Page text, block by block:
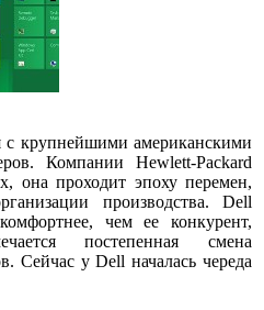
с крупнейшими американскими
Компании Hewlett-Packard
она проходит эпоху перемен,
производства. Dell
чем ее конкурент,
постепенная смена
Сейчас у Dell началась череда